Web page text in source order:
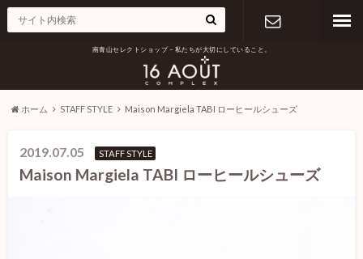
南青山セレクトショップ – 私たちが大切にしていること。
ホーム STAFF STYLE Maison Margiela TABI ローヒールシューズ
2019.07.05 STAFF STYLE
Maison Margiela TABI ローヒールシューズ